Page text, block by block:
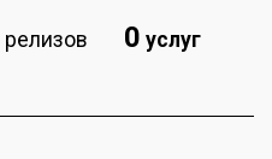
релизов 0 услуг